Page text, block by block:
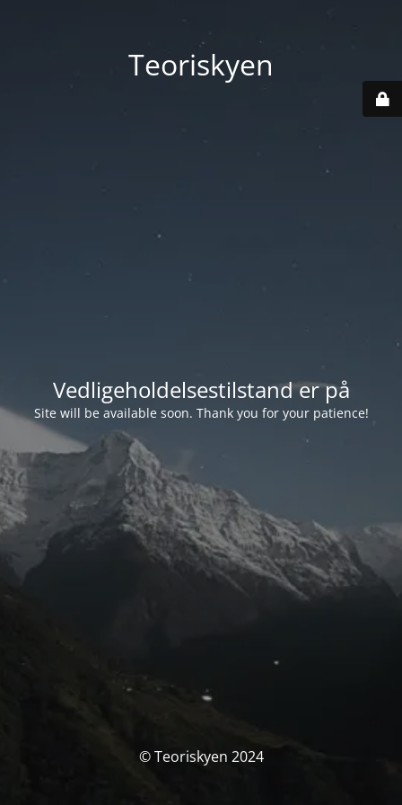
Teoriskyen
Vedligeholdelsestilstand er på
Site will be available soon. Thank you for your patience!
© Teoriskyen 2024